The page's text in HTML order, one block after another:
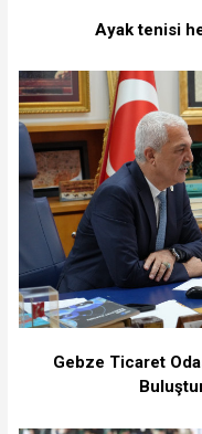
Ayak tenisi
Gebze Ticaret